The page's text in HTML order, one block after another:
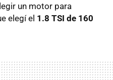
un motor para
elegí el 1.8 TSI de 160